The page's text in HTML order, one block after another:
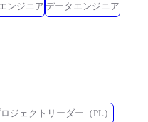
ンジニア データエンジニア
ジェクトリーダー（PL）